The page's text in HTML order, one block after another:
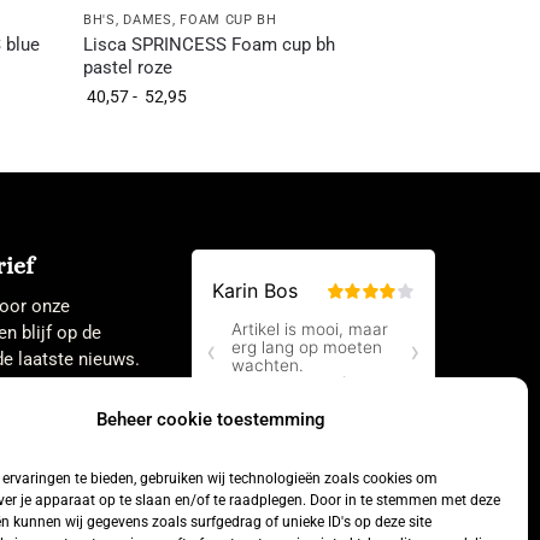
Beheer cookie toestemming
ervaringen te bieden, gebruiken wij technologieën zoals cookies om
je apparaat op te slaan en/of te raadplegen. Door in te stemmen met deze
kunnen wij gegevens zoals surfgedrag of unieke ID's op deze site
blue
BH'S, DAMES, FOAM CUP BH
Lisca SPRINCESS Foam cup bh
pastel roze
40,57- 52,95
onze
blijf op de
laatste nieuws.